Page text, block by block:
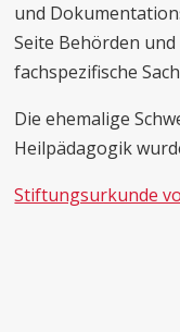
und
Seite Behörden
fachspezifische
Die ehemalige
Heilpädagogik
Stiftungsurkunde